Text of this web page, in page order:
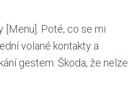
[Menu]. Poté, co se mi
volané kontakty a
gestem. Škoda, že nelze